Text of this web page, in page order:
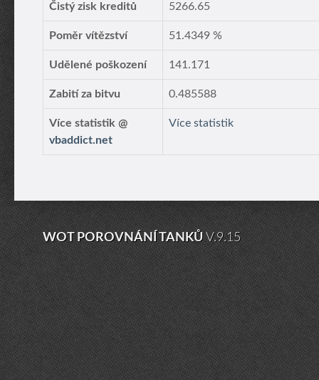
Čistý zisk kreditů 5266.65
Poměr vítězství 51.4349 %
Udělené poškození 141.171
Zabití za bitvu 0.485588
Více statistik @
vbaddict.net
Více statistik
WOT POROVNÁNÍ TANKŮ V.9.15